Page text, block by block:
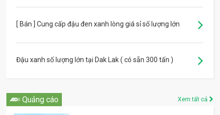
[ Bán ] Cung cấp đậu đen xanh lòng giá sỉ số lượng lớn
Đậu xanh số lượng lớn tại Dak Lak ( có sẵn 300 tấn )
Quảng cáo Xem tất cả